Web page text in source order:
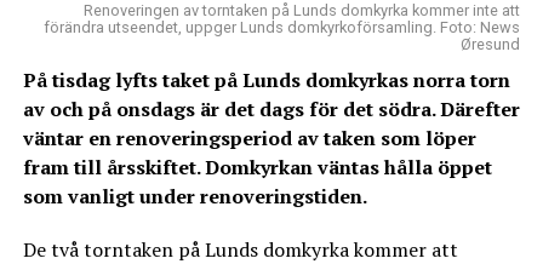
Renoveringen av torntaken på Lunds domkyrka kommer inte att
förändra utseendet, uppger Lunds domkyrkoförsamling. Foto: News
Øresund
På tisdag lyfts taket på Lunds domkyrkas norra torn
av och på onsdags är det dags för det södra. Därefter
väntar en renoveringsperiod av taken som löper
fram till årsskiftet. Domkyrkan väntas hålla öppet
som vanligt under renoveringstiden.
De två torntaken på Lunds domkyrka kommer att